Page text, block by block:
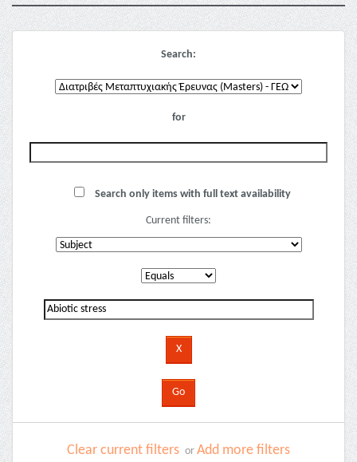
Search:
for
Search only items with full text availability
Current filters:
Clear current filters or Add more filters